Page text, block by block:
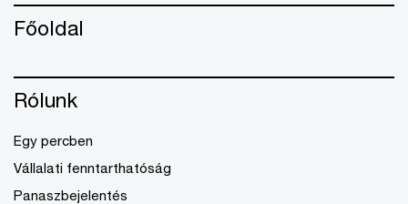
Főoldal
Rólunk
Egy percben
Vállalati fenntarthatóság
Panaszbejelentés